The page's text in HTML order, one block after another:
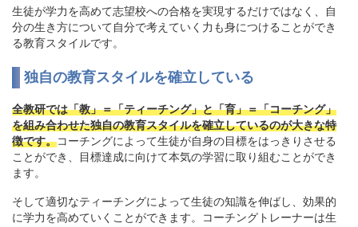
生徒が学力を高めて志望校への合格を実現するだけではなく、自
分の生き方について自分で考えていく力も身につけることができ
る教育スタイルです。
独自の教育スタイルを確立している
全教研では「教」＝「ティーチング」と「育」＝「コーチング」
を組み合わせた独自の教育スタイルを確立しているのが大きな特
徴です。コーチングによって生徒が自身の目標をはっきりさせる
ことができ、目標達成に向けて本気の学習に取り組むことができ
ます。
そして適切なティーチングによって生徒の知識を伸ばし、効果的
に学力を高めていくことができます。コーチングトレーナーは生